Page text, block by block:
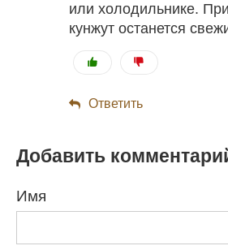
или холодильнике.
кунжут останется
Ответить
Добавить
Имя